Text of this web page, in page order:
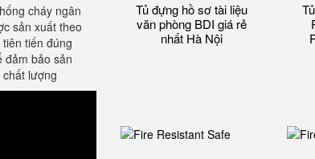
cháy ngân
sản xuất theo
tiến đúng
đảm bảo sản
lượng
Tủ đựng hồ sơ tài liệu
văn phòng BDI giá rẻ
nhất Hà Nội